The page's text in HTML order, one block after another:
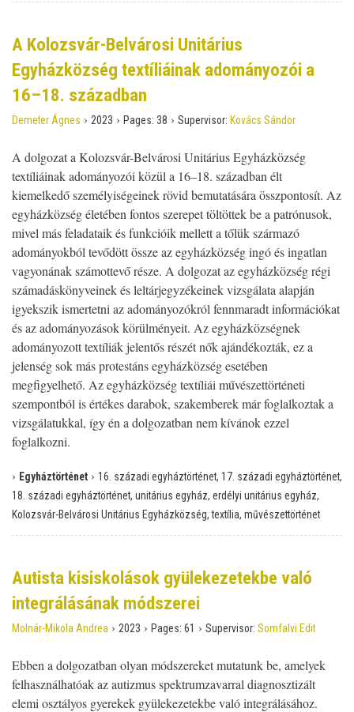
A Kolozsvár-Belvárosi Unitárius
Egyházközség textíliáinak adományozói a
16–18. században
Demeter Ágnes › 2023 › Pages: 38 › Supervisor: Kovács Sándor
A dolgozat a Kolozsvár-Belvárosi Unitárius Egyházközség
textíliáinak adományozói közül a 16–18. században élt
kiemelkedő személyiségeinek rövid bemutatására összpontosít. Az
egyházközség életében fontos szerepet töltöttek be a patrónusok,
mivel más feladataik és funkcióik mellett a tőlük származó
adományokból tevődött össze az egyházközség ingó és ingatlan
vagyonának számottevő része. A dolgozat az egyházközség régi
számadáskönyveinek és leltárjegyzékeinek vizsgálata alapján
igyekszik ismertetni az adományozókról fennmaradt információkat
és az adományozások körülményeit. Az egyházközségnek
adományozott textíliák jelentős részét nők ajándékozták, ez a
jelenség sok más protestáns egyházközség esetében
megfigyelhető. Az egyházközség textíliái művészettörténeti
szempontból is értékes darabok, szakemberek már foglalkoztak a
vizsgálatukkal, így én a dolgozatban nem kívánok ezzel
foglalkozni.
› Egyháztörténet › 16. századi egyháztörténet, 17. századi egyháztörténet,
18. századi egyháztörténet, unitárius egyház, erdélyi unitárius egyház,
Kolozsvár-Belvárosi Unitárius Egyházközség, textília, művészettörténet
Autista kisiskolások gyülekezetekbe való
integrálásának módszerei
Molnár-Mikola Andrea › 2023 › Pages: 61 › Supervisor: Somfalvi Edit
Ebben a dolgozatban olyan módszereket mutatunk be, amelyek
felhasználhatóak az autizmus spektrumzavarral diagnosztizált
elemi osztályos gyerekek gyülekezetekbe való integrálásához.